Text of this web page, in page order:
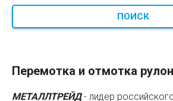
ПОИСК
Перемотка и отмотка
МЕТАЛЛТРЕЙД- лидер